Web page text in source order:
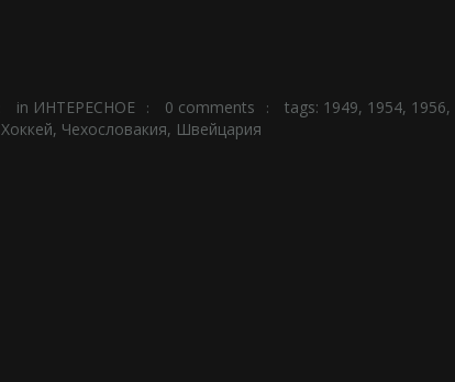
in ИНТЕРЕСНОЕ 0 comments tags: 1949, 1954, 1956,
Хоккей, Чехословакия, Швейцария